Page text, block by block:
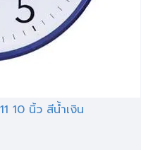
10 นิ้ว สีน้ำเงิน